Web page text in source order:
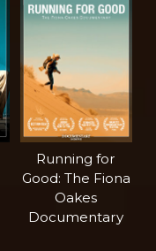
Running for
Good: The Fiona
Oakes
Documentary